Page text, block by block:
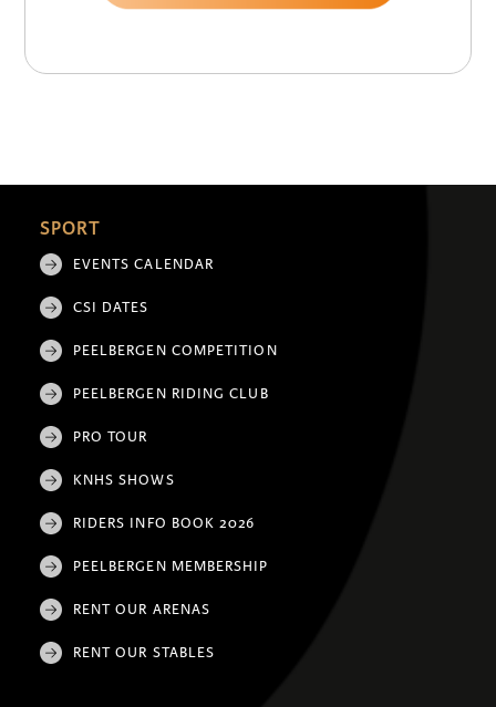
SPORT
EVENTS CALENDAR
CSI DATES
PEELBERGEN COMPETITION
PEELBERGEN RIDING CLUB
PRO TOUR
KNHS SHOWS
RIDERS INFO BOOK 2026
PEELBERGEN MEMBERSHIP
RENT OUR ARENAS
RENT OUR STABLES